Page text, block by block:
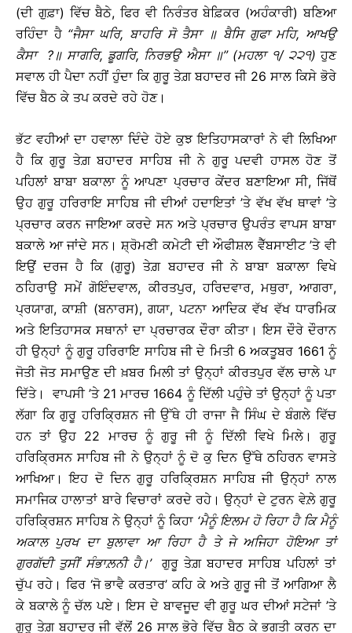
(ਦੀ ਗੁਫ਼ਾ) ਵਿੱਚ ਬੈਠੇ, ਫਿਰ ਵੀ ਨਿਰੰਤਰ ਬੇਫ਼ਿਕਰ (ਅਹੰਕਾਰੀ) ਬਣਿਆ
ਰਹਿੰਦਾ ਹੈ “ਜੈਸਾ ਘਰਿ, ਬਾਹਰਿ ਸੋ ਤੈਸਾ ॥ ਬੈਸਿ ਗੁਫਾ ਮਹਿ, ਆਖਉ
ਕੈਸਾ
?॥ ਸਾਗਰਿ, ਡੂਗਰਿ, ਨਿਰਭਉ ਐਸਾ ॥” (ਮਹਲਾ ੧/ ੨੨੧) ਹੁਣ
ਸਵਾਲ ਹੀ ਪੈਦਾ ਨਹੀਂ ਹੁੰਦਾ ਕਿ ਗੁਰੂ ਤੇਗ਼ ਬਹਾਦਰ ਜੀ 26 ਸਾਲ ਕਿਸੇ ਭੋਰੇ
ਵਿੱਚ ਬੈਠ ਕੇ ਤਪ ਕਰਦੇ ਰਹੇ ਹੋਣ।
ਭੱਟ ਵਹੀਆਂ ਦਾ ਹਵਾਲਾ ਦਿੰਦੇ ਹੋਏ ਕੁਝ ਇਤਿਹਾਸਕਾਰਾਂ ਨੇ ਵੀ ਲਿਖਿਆ
ਹੈ ਕਿ ਗੁਰੂ ਤੇਗ਼ ਬਹਾਦਰ ਸਾਹਿਬ ਜੀ ਨੇ ਗੁਰੂ ਪਦਵੀ ਹਾਸਲ ਹੋਣ ਤੋਂ
ਪਹਿਲਾਂ ਬਾਬਾ ਬਕਾਲਾ ਨੂੰ ਆਪਣਾ ਪ੍ਰਚਾਰ ਕੇਂਦਰ ਬਣਾਇਆ ਸੀ, ਜਿੱਥੋਂ
ਉਹ ਗੁਰੂ ਹਰਿਰਾਇ ਸਾਹਿਬ ਜੀ ਦੀਆਂ ਹਦਾਇਤਾਂ ’ਤੇ ਵੱਖ ਵੱਖ ਥਾਵਾਂ ’ਤੇ
ਪ੍ਰਚਾਰ ਕਰਨ ਜਾਇਆ ਕਰਦੇ ਸਨ ਅਤੇ ਪ੍ਰਚਾਰ ਉਪਰੰਤ ਵਾਪਸ ਬਾਬਾ
ਬਕਾਲੇ ਆ ਜਾਂਦੇ ਸਨ। ਸ਼੍ਰੋਮਣੀ ਕਮੇਟੀ ਦੀ ਔਫੀਸ਼ਲ ਵੈੱਬਸਾਈਟ ’ਤੇ ਵੀ
ਇਉਂ ਦਰਜ ਹੈ ਕਿ (ਗੁਰੂ) ਤੇਗ਼ ਬਹਾਦਰ ਜੀ ਨੇ ਬਾਬਾ ਬਕਾਲਾ ਵਿਖੇ
ਠਹਿਰਾਉ ਸਮੇਂ ਗੋਇੰਦਵਾਲ, ਕੀਰਤਪੁਰ, ਹਰਿਦਵਾਰ, ਮਥੁਰਾ, ਆਗਰਾ,
ਪ੍ਰਯਾਗ, ਕਾਸ਼ੀ (ਬਨਾਰਸ), ਗਯਾ, ਪਟਨਾ ਆਦਿਕ ਵੱਖ ਵੱਖ ਧਾਰਮਿਕ
ਅਤੇ ਇਤਿਹਾਸਕ ਸਥਾਨਾਂ ਦਾ ਪ੍ਰਚਾਰਕ ਦੌਰਾ ਕੀਤਾ। ਇਸ ਦੌਰੇ ਦੌਰਾਨ
ਹੀ ਉਨ੍ਹਾਂ ਨੂੰ ਗੁਰੂ ਹਰਿਰਾਇ ਸਾਹਿਬ ਜੀ ਦੇ ਮਿਤੀ 6 ਅਕਤੂਬਰ 1661 ਨੂੰ
ਜੋਤੀ ਜੋਤ ਸਮਾਉਣ ਦੀ ਖ਼ਬਰ ਮਿਲੀ ਤਾਂ ਉਨ੍ਹਾਂ ਕੀਰਤਪੁਰ ਵੱਲ ਚਾਲੇ ਪਾ
ਦਿੱਤੇ। ਵਾਪਸੀ ’ਤੇ 21 ਮਾਰਚ 1664 ਨੂੰ ਦਿੱਲੀ ਪਹੁੰਚੇ ਤਾਂ ਉਨ੍ਹਾਂ ਨੂੰ ਪਤਾ
ਲੱਗਾ ਕਿ ਗੁਰੂ ਹਰਿਕ੍ਰਿਸ਼ਨ ਜੀ ਉੱਥੇ ਹੀ ਰਾਜਾ ਜੈ ਸਿੰਘ ਦੇ ਬੰਗਲੇ ਵਿੱਚ
ਹਨ ਤਾਂ ਉਹ 22 ਮਾਰਚ ਨੂੰ ਗੁਰੂ ਜੀ ਨੂੰ ਦਿੱਲੀ ਵਿਖੇ ਮਿਲੇ। ਗੁਰੂ
ਹਰਿਕ੍ਰਿਸਨ ਸਾਹਿਬ ਜੀ ਨੇ ਉਨ੍ਹਾਂ ਨੂੰ ਦੋ ਕੁ ਦਿਨ ਉੱਥੇ ਠਹਿਰਨ ਵਾਸਤੇ
ਆਖਿਆ। ਇਹ ਦੋ ਦਿਨ ਗੁਰੂ ਹਰਿਕ੍ਰਿਸ਼ਨ ਸਾਹਿਬ ਜੀ ਉਨ੍ਹਾਂ ਨਾਲ
ਸਮਾਜਿਕ ਹਾਲਾਤਾਂ ਬਾਰੇ ਵਿਚਾਰਾਂ ਕਰਦੇ ਰਹੇ। ਉਨ੍ਹਾਂ ਦੇ ਟੁਰਨ ਵੇਲ਼ੇ ਗੁਰੂ
ਹਰਿਕ੍ਰਿਸ਼ਨ ਸਾਹਿਬ ਨੇ ਉਨ੍ਹਾਂ ਨੂੰ ਕਿਹਾ ‘ਮੈਨੂੰ ਇਲਮ ਹੋ ਰਿਹਾ ਹੈ ਕਿ ਮੈਨੂੰ
ਅਕਾਲ ਪੁਰਖ ਦਾ ਬੁਲਾਵਾ ਆ ਰਿਹਾ ਹੈ ਤੇ ਜੇ ਅਜਿਹਾ ਹੋਇਆ ਤਾਂ
ਗੁਰਗੱਦੀ ਤੁਸੀਂ ਸੰਭਾਲ਼ਨੀ ਹੈ।’
ਗੁਰੂ ਤੇਗ਼ ਬਹਾਦਰ ਸਾਹਿਬ ਪਹਿਲਾਂ ਤਾਂ
ਚੁੱਪ ਰਹੇ। ਫਿਰ ‘ਜੋ ਭਾਵੈ ਕਰਤਾਰ’ ਕਹਿ ਕੇ ਅਤੇ ਗੁਰੂ ਜੀ ਤੋਂ ਆਗਿਆ ਲੈ
ਕੇ ਬਕਾਲੇ ਨੂੰ ਚੱਲ ਪਏ। ਇਸ ਦੇ ਬਾਵਜੂਦ ਵੀ ਗੁਰੂ ਘਰ ਦੀਆਂ ਸਟੇਜਾਂ ’ਤੇ
ਗੁਰੂ ਤੇਗ਼ ਬਹਾਦਰ ਜੀ ਵੱਲੋਂ 26 ਸਾਲ ਭੋਰੇ ਵਿੱਚ ਬੈਠ ਕੇ ਭਗਤੀ ਕਰਨ ਦਾ